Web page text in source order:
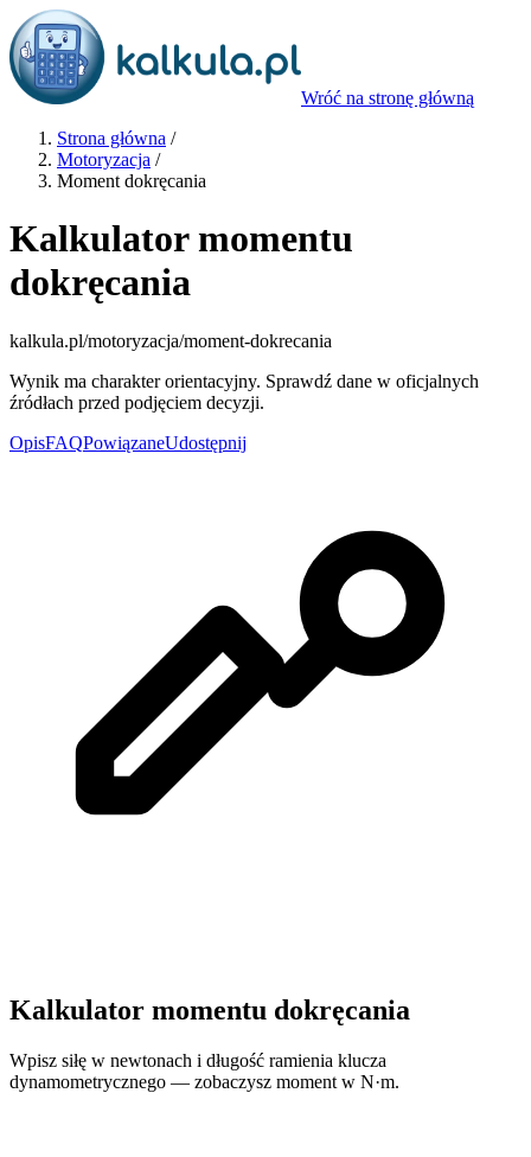
Wróć na stronę główną
Strona główna /
Motoryzacja /
Moment dokręcania
Kalkulator momentu
dokręcania
kalkula.pl/motoryzacja/moment-dokrecania
Wynik ma charakter orientacyjny. Sprawdź dane w oficjalnych
źródłach przed podjęciem decyzji.
OpisFAQPowiązaneUdostępnij
Kalkulator momentu dokręcania
Wpisz siłę w newtonach i długość ramienia klucza
dynamometrycznego — zobaczysz moment w N·m.